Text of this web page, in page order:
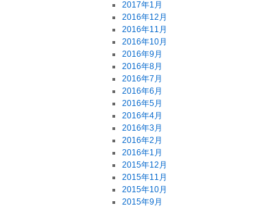
2017年1月
2016年12月
2016年11月
2016年10月
2016年9月
2016年8月
2016年7月
2016年6月
2016年5月
2016年4月
2016年3月
2016年2月
2016年1月
2015年12月
2015年11月
2015年10月
2015年9月